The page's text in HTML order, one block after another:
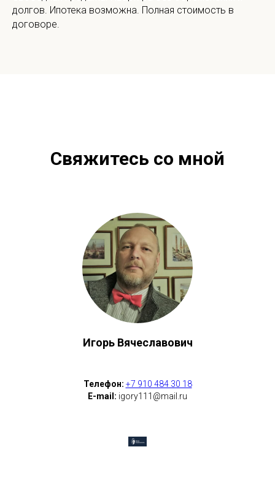
долгов. Ипотека возможна. Полная стоимость в
договоре.
Свяжитесь со мной
Игорь Вячеславович
Телефон: +7 910 484 30 18
E-mail: igory111@mail.ru